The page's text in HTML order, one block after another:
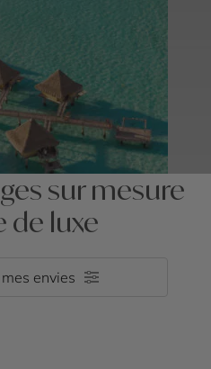
sur mesure
de luxe
envies